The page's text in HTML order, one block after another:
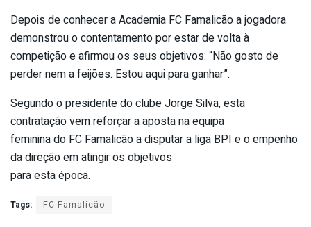
Depois de conhecer a Academia FC Famalicão a jogadora
demonstrou o contentamento por estar de volta à
competição e afirmou os seus objetivos: “Não gosto de
perder nem a feijões. Estou aqui para ganhar”.
Segundo o presidente do clube Jorge Silva, esta
contratação vem reforçar a aposta na equipa
feminina do FC Famalicão a disputar a liga BPI e o empenho
da direção em atingir os objetivos
para esta época.
Tags: FC Famalicão